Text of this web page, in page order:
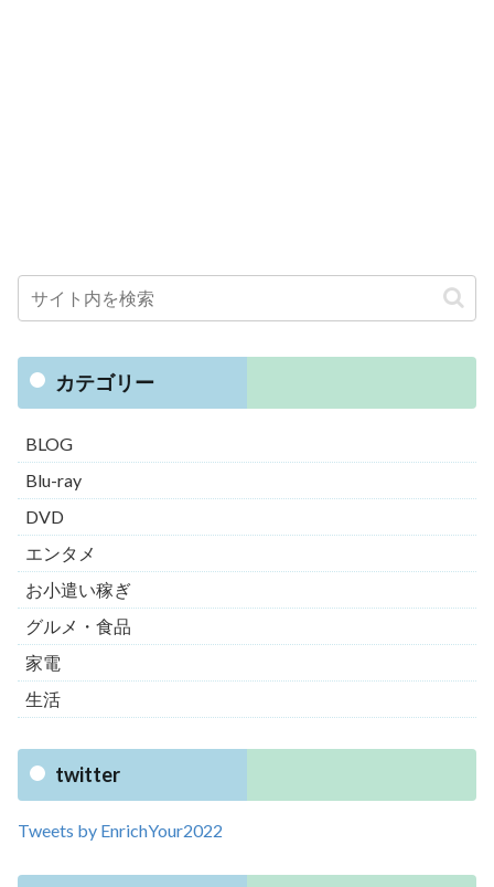
カテゴリー
BLOG
Blu-ray
DVD
エンタメ
お小遣い稼ぎ
グルメ・食品
家電
生活
twitter
Tweets by EnrichYour2022